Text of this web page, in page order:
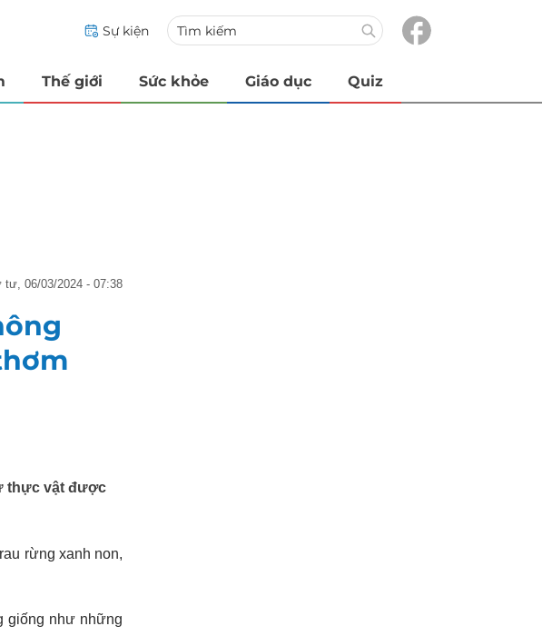
Sự kiện
Thế giới Sức khỏe Giáo dục Quiz
tư, 06/03/2024 - 07:38
thực vật được
rừng xanh non,
giống như những